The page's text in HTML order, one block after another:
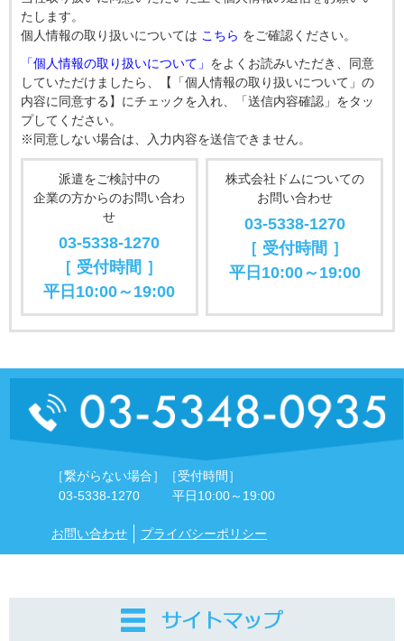
たします。
個人情報の取り扱いについては こちら をご確認ください。
「個人情報の取り扱いについて」 をよくお読みいただき、同意
していただけましたら、【「個人情報の取り扱いについて」の
内容に同意する】にチェックを入れ、「送信内容確認」をタッ
プしてください。
※同意しない場合は、入力内容を送信できません。
派遣をご検討中の
企業の方からのお問い合わ
せ
03-5338-1270
［ 受付時間 ］
平日10:00～19:00
株式会社ドムについての
お問い合わせ
03-5338-1270
［ 受付時間 ］
平日10:00～19:00
［繋がらない場合］
03-5338-1270
［受付時間］
平日10:00～19:00
お問い合わせ プライバシーポリシー